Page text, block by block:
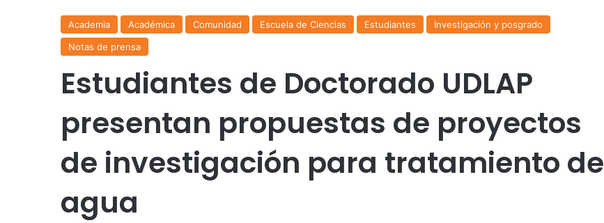
Academia Académica Comunidad Escuela de Ciencias Estudiantes
Investigación y posgrado
Notas de prensa
Estudiantes de Doctorado UDLAP
presentan propuestas de proyectos
de investigación para tratamiento de
agua